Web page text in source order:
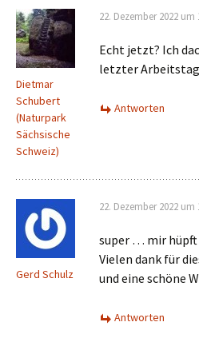
Dietmar
Schubert
(Naturpark
Sächsische
Schweiz)
22. Dezember 2022 um
Echt jetzt? Ich
letzter
Antworten
Gerd Schulz
22. Dezember 2022 um
super … mir hüpft
Vielen dank für
und eine schöne
Antworten